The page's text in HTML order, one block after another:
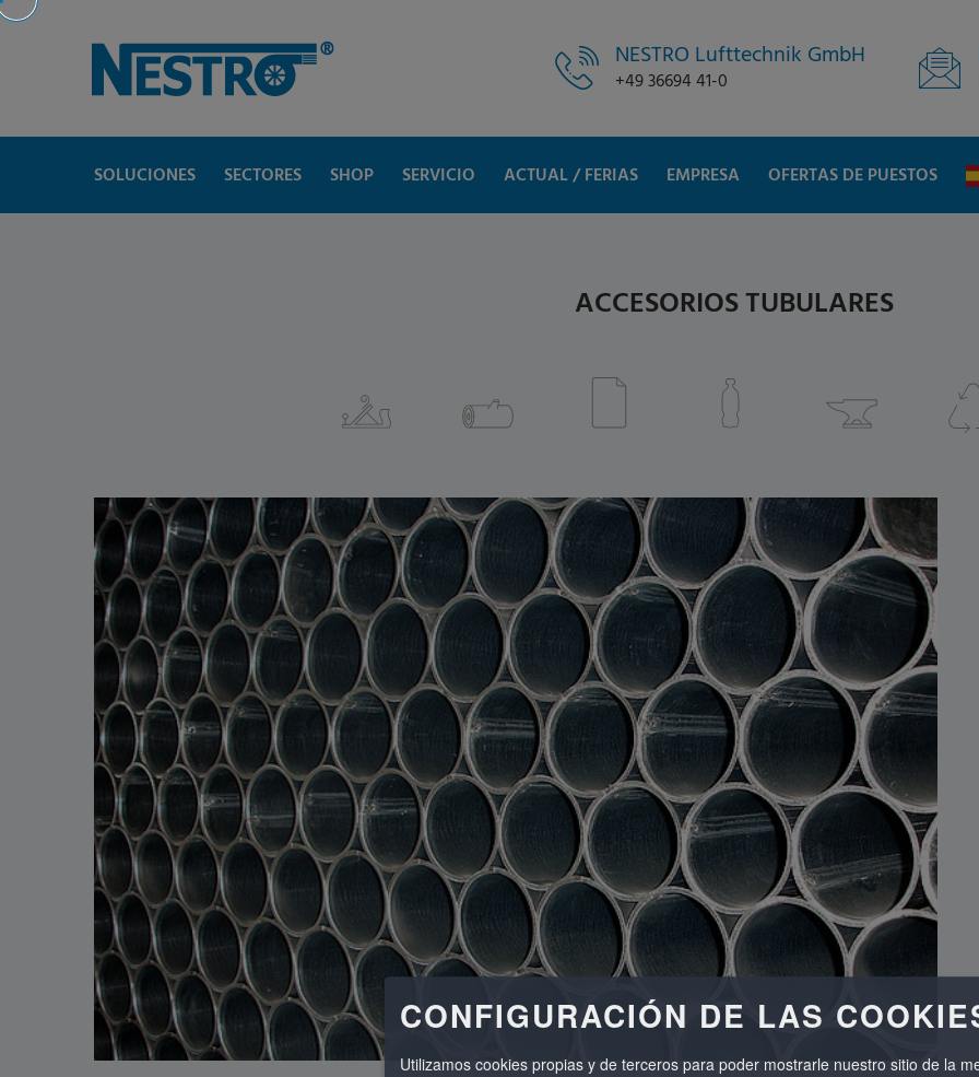
NESTRO Lufttechnik GmbH
+49 36694 41-0
SOLUCIONES SECTORES SHOP SERVICIO ACTUAL / FERIAS EMPRESA OFERTAS DE PUESTOS
ACCESORIOS TUBULARES
CONFIGURACIÓN DE LAS
Utilizamos cookies propias y de terceros para poder mostrarle nuestro sitio de la